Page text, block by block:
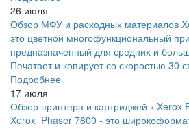
26 июля
Обзор МФУ и расходных материалов
это цветной многофункциональный
предназначенный для средних и
Печатает и копирует со скоростью 30
Подробнее
17 июля
Обзор принтера и картриджей к Xerox
Xerox Phaser 7800 - это